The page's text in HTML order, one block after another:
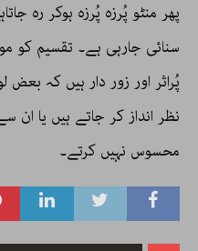
پھر منٹو پُرزہ پُرزہ ہوکر رہ
سنائی جارہی ہے۔ تقسیم کو
پُراثر اور زور دار ہیں کہ
نظر انداز کر جاتے ہیں یا
محسوس نہیں کرتے۔